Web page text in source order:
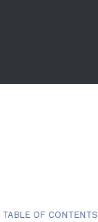
TABLE OF CONTENTS